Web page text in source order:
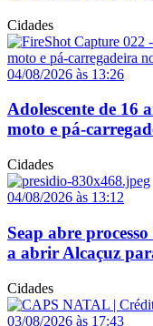
Cidades
04/08/2026 às 13:26
Adolescente de 16
moto e pá-
Cidades
04/08/2026 às 13:12
Seap abre
a abrir Alcaçuz
Cidades
03/08/2026 às 17:43